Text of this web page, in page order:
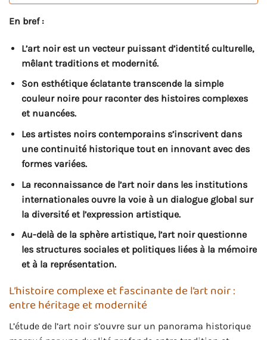
En bref :
L’art noir est un vecteur puissant d’identité culturelle,
mêlant traditions et modernité.
Son esthétique éclatante transcende la simple
couleur noire pour raconter des histoires complexes
et nuancées.
Les artistes noirs contemporains s’inscrivent dans
une continuité historique tout en innovant avec des
formes variées.
La reconnaissance de l’art noir dans les institutions
internationales ouvre la voie à un dialogue global sur
la diversité et l’expression artistique.
Au-delà de la sphère artistique, l’art noir questionne
les structures sociales et politiques liées à la mémoire
et à la représentation.
L’histoire complexe et fascinante de l’art noir :
entre héritage et modernité
L’étude de l’art noir s’ouvre sur un panorama historique